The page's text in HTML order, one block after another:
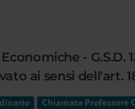
- G.S.D.
ai sensi dell'art.
Chiamata Professore